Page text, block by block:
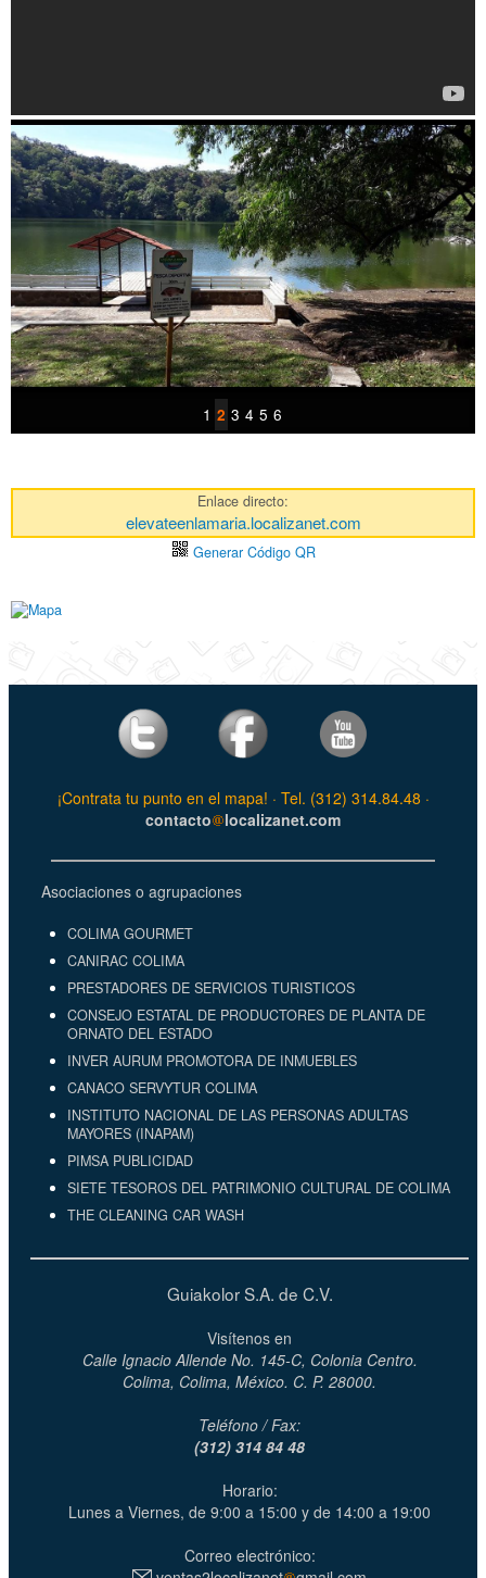
1 2 3 4 5 6
Enlace directo:
elevateenlamaria.localizanet.com
Generar Código QR
¡Contrata tu punto en el mapa! · Tel. (312) 314.84.48 ·
contacto
localizanet.com
Asociaciones o agrupaciones
COLIMA GOURMET
CANIRAC COLIMA
PRESTADORES DE SERVICIOS TURISTICOS
CONSEJO ESTATAL DE PRODUCTORES DE PLANTA DE
ORNATO DEL ESTADO
INVER AURUM PROMOTORA DE INMUEBLES
CANACO SERVYTUR COLIMA
INSTITUTO NACIONAL DE LAS PERSONAS ADULTAS
MAYORES (INAPAM)
PIMSA PUBLICIDAD
SIETE TESOROS DEL PATRIMONIO CULTURAL DE COLIMA
THE CLEANING CAR WASH
Guiakolor S.A. de C.V.
Visítenos en
Calle Ignacio Allende No. 145-C, Colonia Centro.
Colima, Colima, México. C. P. 28000.
Teléfono / Fax:
(312) 314 84 48
Horario:
Lunes a Viernes, de 9:00 a 15:00 y de 14:00 a 19:00
Correo electrónico: